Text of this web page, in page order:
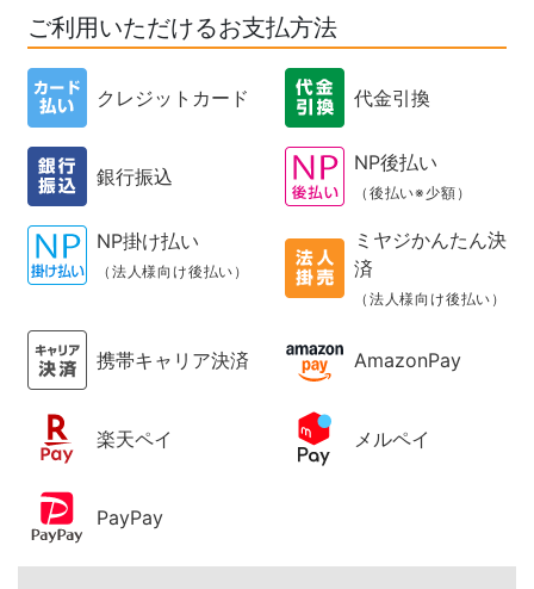
ご利用いただけるお支払方法
クレジットカード 代金引換
銀行振込
NP後払い
（後払い※少額）
NP掛け払い
（法人様向け後払い）
ミヤジかんたん決
済
（法人様向け後払い）
携帯キャリア決済 AmazonPay
楽天ペイ メルペイ
PayPay